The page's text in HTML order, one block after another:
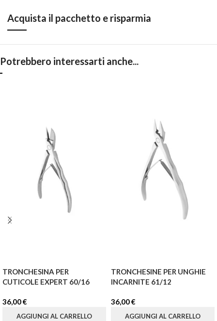
Acquista il pacchetto e risparmia
Potrebbero interessarti anche...
TRONCHESINA PER
CUTICOLE EXPERT 60/16
36,00€
AGGIUNGI AL CARRELLO
TRONCHESINE PER UNGHIE
INCARNITE 61/12
36,00€
AGGIUNGI AL CARRELLO